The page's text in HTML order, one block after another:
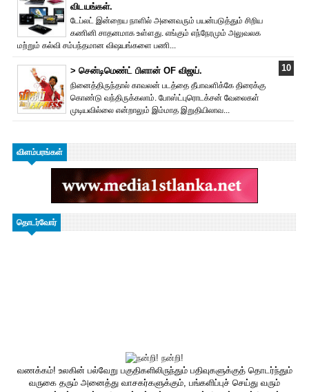
விடயங்கள்.
டேப்லட் இன்றைய நாளில் அனைவரும் பயன்படுத்தும் சிறிய
கணினி சாதனமாக உள்ளது. எங்கும் எந்நேரமும் அலுவலக
மற்றும் கல்வி சம்பந்தமான விஷயங்களை பணி...
> சென்டிமெண்ட் பிளான் OF விஜய்.
நினைத்திருந்தால் காவலன் படத்தை தீபாவளிக்கே திரைக்கு
கொண்டு வந்திருக்கலாம். போஸ்ட்புரொட‌க்சன் வேலைகள்
முடியவில்லை என்றாலும் இம்மாத இறுதியிலாவ...
விளம்பரங்கள்
தொடர்வோர்
வணக்கம்! உலகின் பல்வேறு பகுதிகளிலிருந்தும் பதிவுகளுக்குத் தொடர்ந்தும்
வருகை தரும் அனைத்து வாசகர்களுக்கும், பங்களிப்புச் செய்து வரும்